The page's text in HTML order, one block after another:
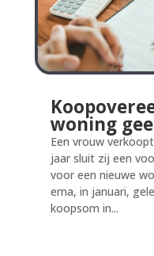
woning
Een vrouw
jaar sluit zij een
voor een nieuwe
erna, in januari,
koopsom in...